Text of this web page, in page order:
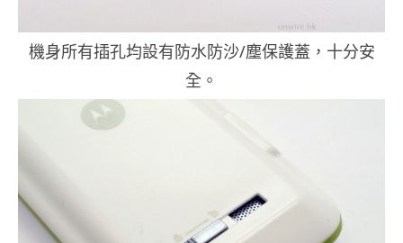
機身所有插孔均設有防水防沙/塵保護蓋，十分安
全。